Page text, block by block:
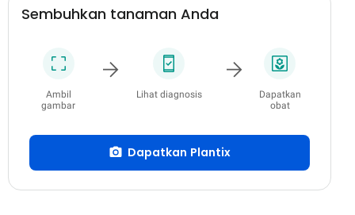
Sembuhkan tanaman Anda
Ambil
gambar
Lihat diagnosis
Dapatkan
obat
Dapatkan Plantix